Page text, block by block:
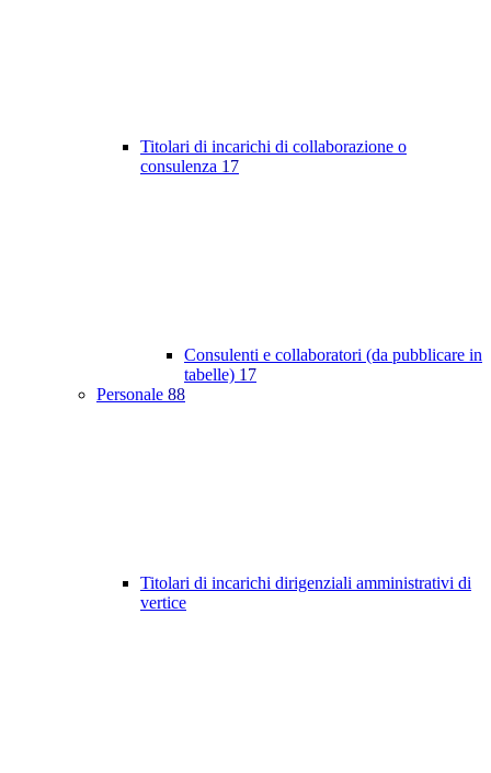
Titolari di incarichi di collaborazione o
consulenza 17
Consulenti e collaboratori (da pubblicare in
tabelle) 17
Personale 88
Titolari di incarichi dirigenziali amministrativi di
vertice